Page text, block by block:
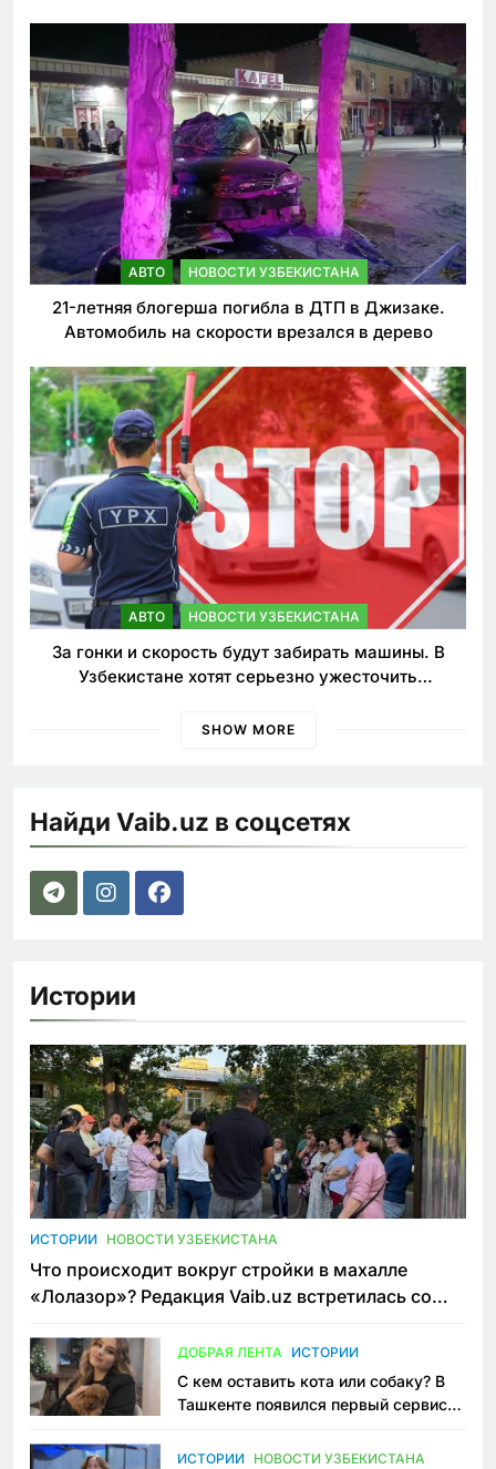
АВТО НОВОСТИ УЗБЕКИСТАНА
21-летняя блогерша погибла в ДТП в Джизаке.
Автомобиль на скорости врезался в дерево
АВТО НОВОСТИ УЗБЕКИСТАНА
За гонки и скорость будут забирать машины. В
Узбекистане хотят серьезно ужесточить
SHOW MORE
Найди Vaib.uz в соцсетях
Истории
ИСТОРИИ НОВОСТИ УЗБЕКИСТАНА
Что происходит вокруг стройки в махалле
«Лолазор»? Редакция Vaib.uz встретилась со
ДОБРАЯ ЛЕНТА ИСТОРИИ
С кем оставить кота или собаку? В
Ташкенте появился первый сервис
ИСТОРИИ НОВОСТИ УЗБЕКИСТАНА